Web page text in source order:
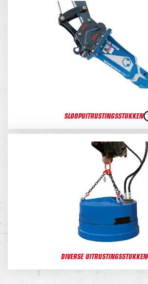
SLOOPUITRUSTINGSSTUKKEN
DIVERSE UITRUSTINGSSTUKKEN